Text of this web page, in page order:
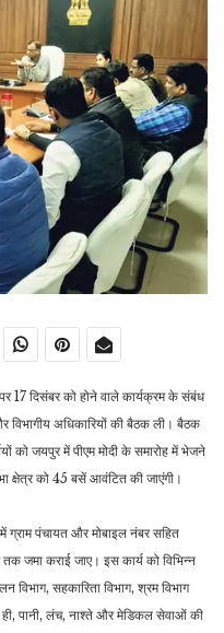
17 दिसंबर को होने वाले कार्यक्रम के संबंध
अधिकारियों की बैठक ली। बैठक
को जयपुर में पीएम मोदी के समारोह में भेजने
क्षेत्र को 45 बसें आवंटित की जाएंगी।
ग्राम पंचायत और मोबाइल नंबर सहित
जमा कराई जाए। इस कार्य को विभिन्न
विभाग, सहकारिता विभाग, श्रम विभाग
ही, पानी, लंच, नाश्ते और मेडिकल सेवाओं की